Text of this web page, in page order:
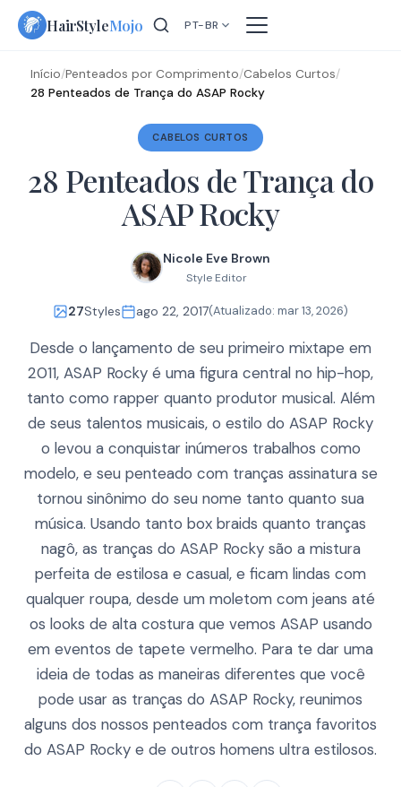
Skip
HairStyleMojo PT-BR
Início/Penteados por Comprimento/Cabelos Curtos/
28 Penteados de Trança do ASAP Rocky
CABELOS CURTOS
28 Penteados de Trança do
ASAP Rocky
Nicole Eve Brown
Style Editor
27Styles ago 22, 2017(Atualizado: mar 13, 2026)
Desde o lançamento de seu primeiro mixtape em
2011, ASAP Rocky é uma figura central no hip-hop,
tanto como rapper quanto produtor musical. Além
de seus talentos musicais, o estilo do ASAP Rocky
o levou a conquistar inúmeros trabalhos como
modelo, e seu penteado com tranças assinatura se
tornou sinônimo do seu nome tanto quanto sua
música. Usando tanto box braids quanto tranças
nagô, as tranças do ASAP Rocky são a mistura
perfeita de estilosa e casual, e ficam lindas com
qualquer roupa, desde um moletom com jeans até
os looks de alta costura que vemos ASAP usando
em eventos de tapete vermelho. Para te dar uma
ideia de todas as maneiras diferentes que você
pode usar as tranças do ASAP Rocky, reunimos
alguns dos nossos penteados com trança favoritos
do ASAP Rocky e de outros homens ultra estilosos.